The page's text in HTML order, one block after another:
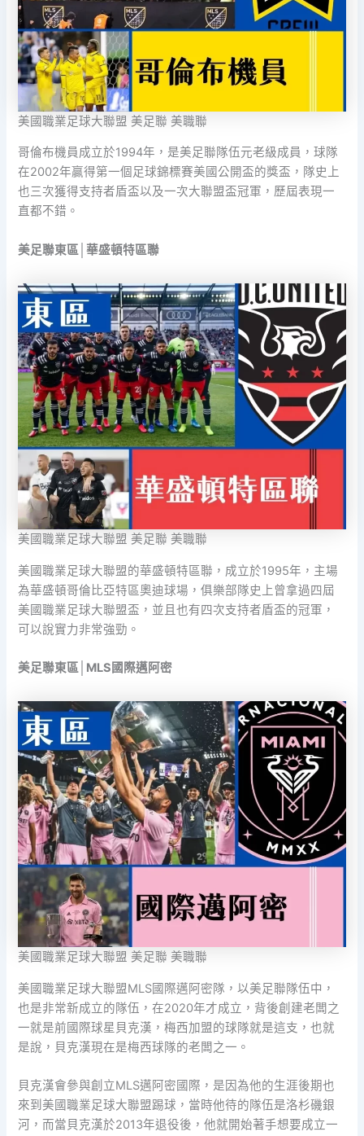
美國職業足球大聯盟 美足聯 美職聯
哥倫布機員成立於1994年，是美足聯隊伍元老級成員，球隊
在2002年贏得第一個足球錦標賽美國公開盃的獎盃，隊史上
也三次獲得支持者盾盃以及一次大聯盟盃冠軍，歷屆表現一
直都不錯。
美足聯東區│華盛頓特區聯
美國職業足球大聯盟 美足聯 美職聯
美國職業足球大聯盟的華盛頓特區聯，成立於1995年，主場
為華盛頓哥倫比亞特區奧迪球場，俱樂部隊史上曾拿過四屆
美國職業足球大聯盟盃，並且也有四次支持者盾盃的冠軍，
可以說實力非常強勁。
美足聯東區│MLS國際邁阿密
美國職業足球大聯盟 美足聯 美職聯
美國職業足球大聯盟MLS國際邁阿密隊，以美足聯隊伍中，
也是非常新成立的隊伍，在2020年才成立，背後創建老闆之
一就是前國際球星貝克漢，梅西加盟的球隊就是這支，也就
是說，貝克漢現在是梅西球隊的老闆之一。
貝克漢會參與創立MLS邁阿密國際，是因為他的生涯後期也
來到美國職業足球大聯盟踢球，當時他待的隊伍是洛杉磯銀
河，而當貝克漢於2013年退役後，他就開始著手想要成立一